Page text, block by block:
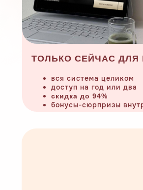
ТОЛЬКО СЕЙЧАС ДЛЯ
вся система целиком
доступ на год или два
скидка до 94%
бонусы-сюрпризы